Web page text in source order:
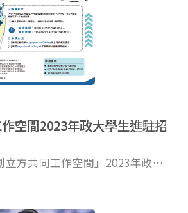
空間2023年政大學生進駐招
方共同工作空間」2023年政大